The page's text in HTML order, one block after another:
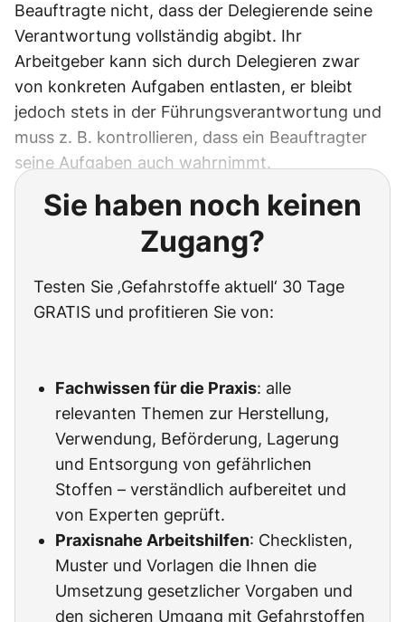
Beauftragte nicht, dass der Delegierende seine
Verantwortung vollständig abgibt. Ihr
Arbeitgeber kann sich durch Delegieren zwar
von konkreten Aufgaben entlasten, er bleibt
jedoch stets in der Führungsverantwortung und
muss z. B. kontrollieren, dass ein Beauftragter
seine Aufgaben auch wahrnimmt.
Sie haben noch keinen
Zugang?
Testen Sie ‚Gefahrstoffe aktuell‘ 30 Tage
GRATIS und profitieren Sie von:
Fachwissen für die Praxis: alle
relevanten Themen zur Herstellung,
Verwendung, Beförderung, Lagerung
und Entsorgung von gefährlichen
Stoffen – verständlich aufbereitet und
von Experten geprüft.
Praxisnahe Arbeitshilfen: Checklisten,
Muster und Vorlagen die Ihnen die
Umsetzung gesetzlicher Vorgaben und
den sicheren Umgang mit Gefahrstoffen